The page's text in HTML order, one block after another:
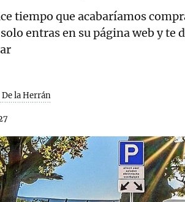
tiempo que acabaríamos
entras en su página web y te
De la Herrán